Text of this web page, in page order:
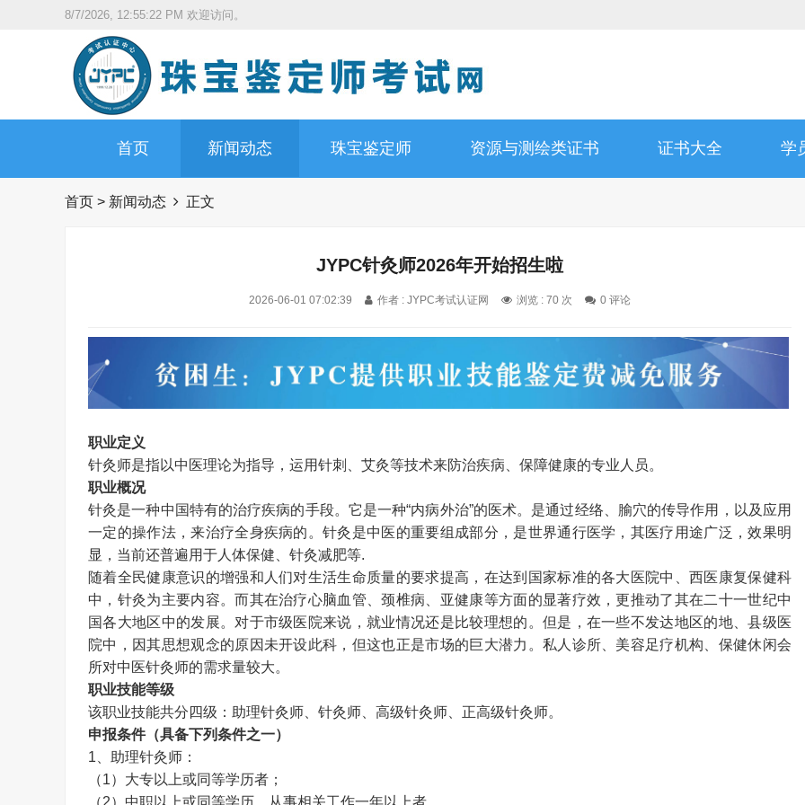
8/7/2026, 12:55:23 PM 欢迎访问。
首页 新闻动态 珠宝鉴定师 资源与测绘类证书 证书大全 学
首页 > 新闻动态 正文
JYPC针灸师2026年开始招生啦
2026-06-01 07:02:39 作者 : JYPC考试认证网 浏览 : 70 次 0 评论
职业定义
针灸师是指以中医理论为指导，运用针刺、艾灸等技术来防治疾病、保障健康的专业人员。
职业概况
针灸是一种中国特有的治疗疾病的手段。它是一种“内病外治”的医术。是通过经络、腧穴的传导作用，以及应用
一定的操作法，来治疗全身疾病的。针灸是中医的重要组成部分，是世界通行医学，其医疗用途广泛，效果明
显，当前还普遍用于人体保健、针灸减肥等.
随着全民健康意识的增强和人们对生活生命质量的要求提高，在达到国家标准的各大医院中、西医康复保健科
中，针灸为主要内容。而其在治疗心脑血管、颈椎病、亚健康等方面的显著疗效，更推动了其在二十一世纪中
国各大地区中的发展。对于市级医院来说，就业情况还是比较理想的。但是，在一些不发达地区的地、县级医
院中，因其思想观念的原因未开设此科，但这也正是市场的巨大潜力。私人诊所、美容足疗机构、保健休闲会
所对中医针灸师的需求量较大。
职业技能等级
该职业技能共分四级：助理针灸师、针灸师、高级针灸师、正高级针灸师。
申报条件（具备下列条件之一）
1 、助理针灸师：
（1）大专以上或同等学历者；
（2）中职以上或同等学历，从事相关工作一年以上者。